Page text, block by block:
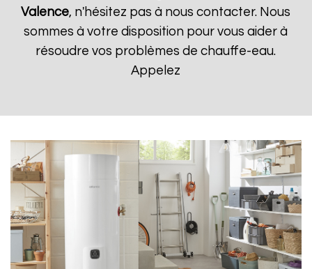
Valence, n'hésitez pas à nous contacter. Nous
sommes à votre disposition pour vous aider à
résoudre vos problèmes de chauffe-eau.
Appelez